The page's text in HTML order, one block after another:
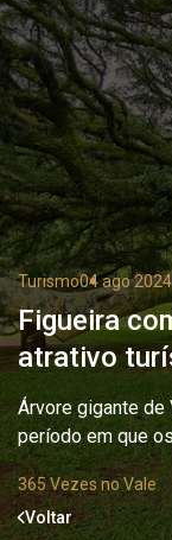
Turismo04 ago 2024
Figueira
atrativo
Árvore gigante de
período em que
365 Vezes no Vale
Voltar